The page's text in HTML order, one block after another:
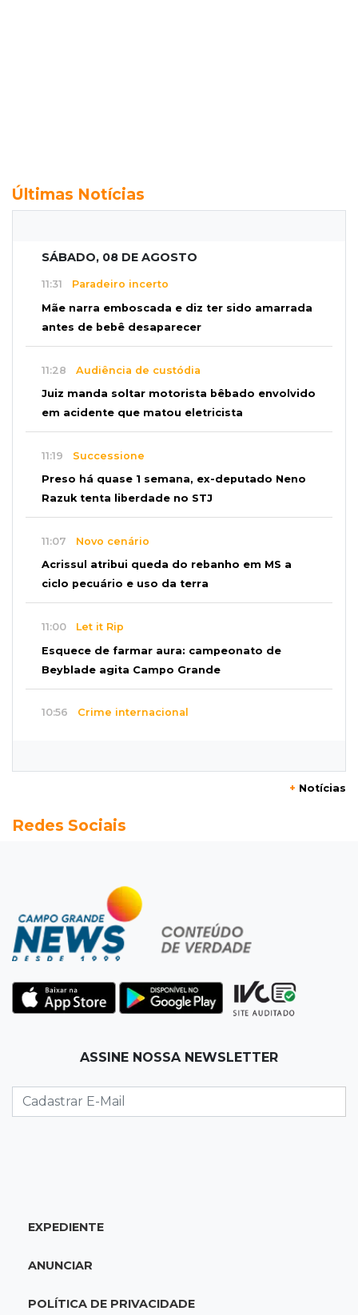
Últimas Notícias
SÁBADO, 08 DE AGOSTO
11:31 Paradeiro incerto
Mãe narra emboscada e diz ter sido amarrada
antes de bebê desaparecer
11:28 Audiência de custódia
Juiz manda soltar motorista bêbado envolvido
em acidente que matou eletricista
11:19 Successione
Preso há quase 1 semana, ex-deputado Neno
Razuk tenta liberdade no STJ
11:07 Novo cenário
Acrissul atribui queda do rebanho em MS a
ciclo pecuário e uso da terra
11:00 Let it Rip
Esquece de farmar aura: campeonato de
Beyblade agita Campo Grande
10:56 Crime internacional
MS já tem projetos em mercado de carbono
Licenciamento ambiental
Governador quer que Imasul assuma
licenciamento de rodovias da Rota da
Celulose
10:25 Dourados
Após brilhar na Copa LNF, goleiro do
Morte no trânsito e casamento de bisavó são
destaques da semana
Punição de agressores de mulheres precisar
+ Notícias
Redes Sociais
ASSINE NOSSA NEWSLETTER
EXPEDIENTE
ANUNCIAR
POLÍTICA DE PRIVACIDADE